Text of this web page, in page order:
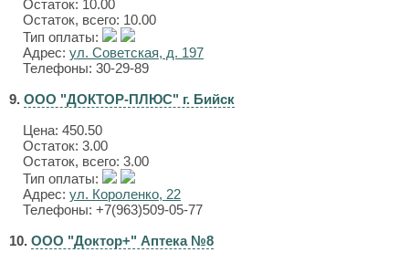
Остаток: 10.00
Остаток, всего: 10.00
Тип оплаты:
Адрес: ул. Советская, д. 197
Телефоны: 30-29-89
9. ООО "ДОКТОР-ПЛЮС" г. Бийск
Цена: 450.50
Остаток: 3.00
Остаток, всего: 3.00
Тип оплаты:
Адрес: ул. Короленко, 22
Телефоны: +7(963)509-05-77
10. ООО "Доктор+" Аптека №8